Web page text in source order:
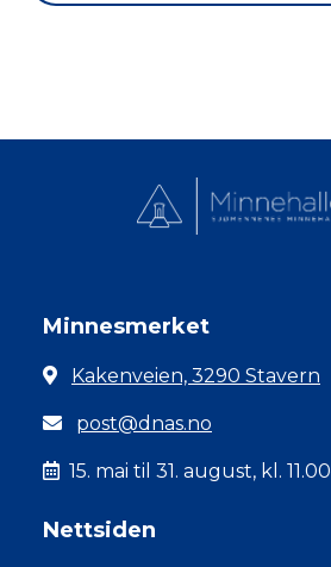
Minnesmerket
Kakenveien, 3290 Stavern
post@dnas.no
15. mai til 31. august, kl.
Nettsiden